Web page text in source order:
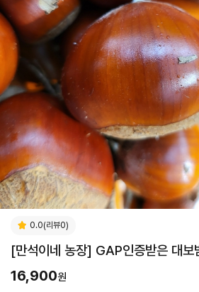
0.0(리뷰0)
[만석이네 농장] GAP인증받은 대
16,900원